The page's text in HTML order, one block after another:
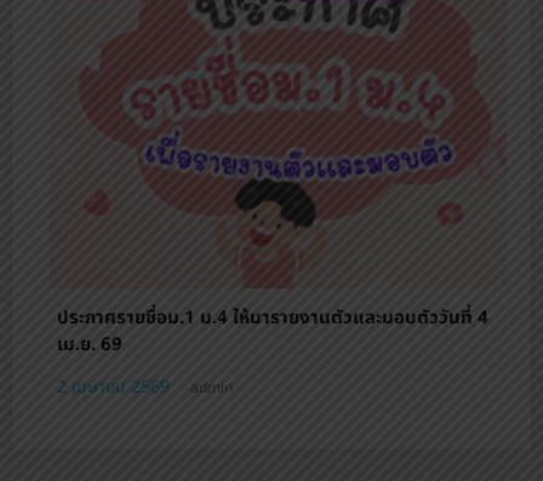
ด่วน! เปิดรับสมัครนักเรียน ม.1 ม.4 รอบเพิ่มเติม